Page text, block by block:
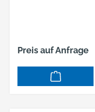
Preis auf Anfrage